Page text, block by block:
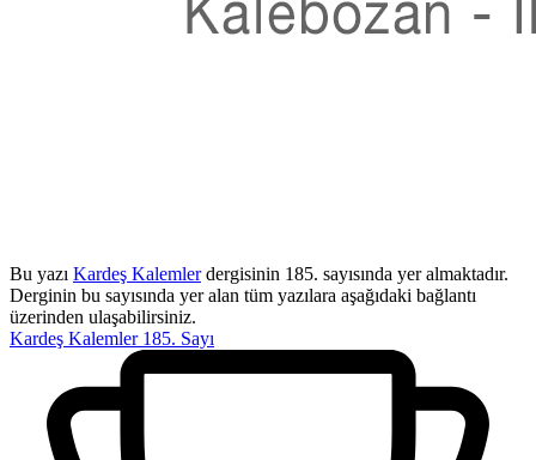
Bu yazı Kardeş Kalemlerdergisinin 185. sayısında yer almaktadır.
Derginin bu sayısında yer alan tüm yazılara aşağıdaki bağlantı
üzerinden ulaşabilirsiniz.
Kardeş Kalemler 185. Sayı